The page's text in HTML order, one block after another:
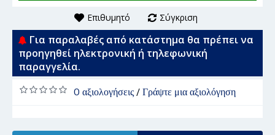
Επιθυμητό Σύγκριση
Για παραλαβές από κατάστημα θα πρέπει να
προηγηθεί ηλεκτρονική ή τηλεφωνική
παραγγελία.
0 αξιολογήσεις/ Γράψτε μια αξιολόγηση